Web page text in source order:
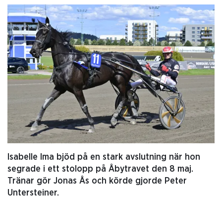
Isabelle Ima bjöd på en stark avslutning när hon
segrade i ett stolopp på Åbytravet den 8 maj.
Tränar gör Jonas Ås och körde gjorde Peter
Untersteiner.